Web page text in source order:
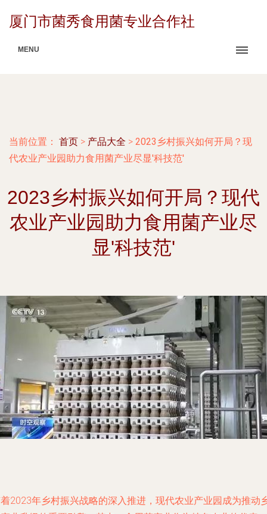
厦门市菌秀食用菌专业合作社
MENU
当前位置： 首页 > 产品大全 > 2023乡村振兴如何开局？现
代农业产业园助力食用菌产业尽显'科技范'
2023乡村振兴如何开局？现代
农业产业园助力食用菌产业尽
显'科技范'
2023年乡村振兴战略的深入推进，现代农业产业园成为推动